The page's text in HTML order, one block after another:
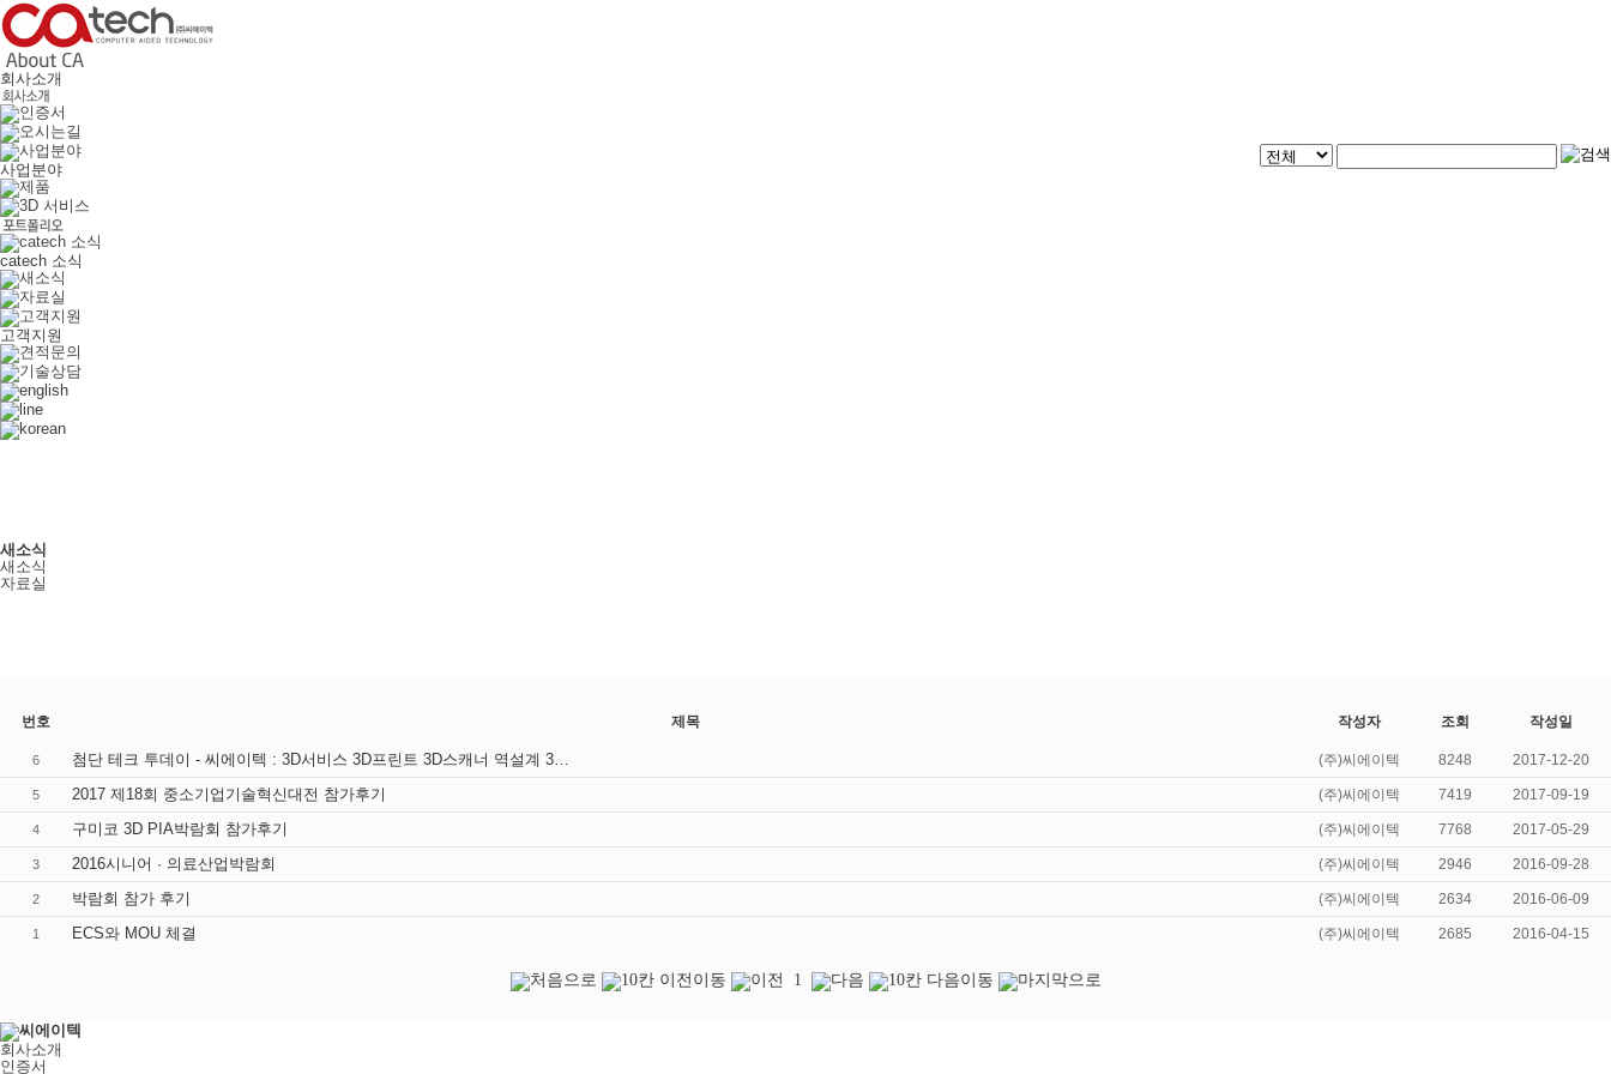
회사소개
사업분야
catech 소식
고객지원
새소식
새소식
자료실
번호 제목 작성자 조회 작성일
6 첨단 테크 투데이 - 씨에이텍 : 3D서비스 3D프린트 3D스캐너 역설계 3차원치수검사서비스 이동식측정장비 (주)씨에이텍 8248 2017-12-20
5 2017 제18회 중소기업기술혁신대전 참가후기 (주)씨에이텍 7419 2017-09-19
4 구미코 3D PIA박람회 참가후기 (주)씨에이텍 7768 2017-05-29
3 2016시니어 · 의료산업박람회 (주)씨에이텍 2946 2016-09-28
2 박람회 참가 후기 (주)씨에이텍 2634 2016-06-09
1 ECS와 MOU 체결 (주)씨에이텍 2685 2016-04-15
1
회사소개
인증서